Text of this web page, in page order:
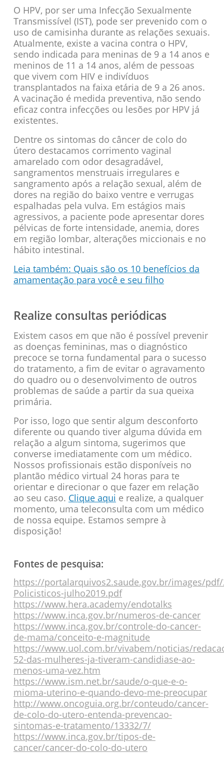
O HPV, por ser uma Infecção Sexualmente
Transmissível (IST), pode ser prevenido com o
uso de camisinha durante as relações sexuais.
Atualmente, existe a vacina contra o HPV,
sendo indicada para meninas de 9 a 14 anos e
meninos de 11 a 14 anos, além de pessoas
que vivem com HIV e indivíduos
transplantados na faixa etária de 9 a 26 anos.
A vacinação é medida preventiva, não sendo
eficaz contra infecções ou lesões por HPV já
existentes.
Dentre os sintomas do câncer de colo do
útero destacamos corrimento vaginal
amarelado com odor desagradável,
sangramentos menstruais irregulares e
sangramento após a relação sexual, além de
dores na região do baixo ventre e verrugas
espalhadas pela vulva. Em estágios mais
agressivos, a paciente pode apresentar dores
pélvicas de forte intensidade, anemia, dores
em região lombar, alterações miccionais e no
hábito intestinal.
Leia também: Quais são os 10 benefícios da
amamentação para você e seu filho
Realize consultas periódicas
Existem casos em que não é possível prevenir
as doenças femininas, mas o diagnóstico
precoce se torna fundamental para o sucesso
do tratamento, a fim de evitar o agravamento
do quadro ou o desenvolvimento de outros
problemas de saúde a partir da sua queixa
primária.
Por isso, logo que sentir algum desconforto
diferente ou quando tiver alguma dúvida em
relação a algum sintoma, sugerimos que
converse imediatamente com um médico.
Nossos profissionais estão disponíveis no
plantão médico virtual 24 horas para te
orientar e direcionar o que fazer em relação
ao seu caso. Clique aqui e realize, a qualquer
momento, uma teleconsulta com um médico
de nossa equipe. Estamos sempre à
disposição!
Fontes de pesquisa:
https://portalarquivos2.saude.gov.br/images/
Policisticos-julho2019.pdf
https://www.hera.academy/endotalks
https://www.inca.gov.br/numeros-de-cancer
https://www.inca.gov.br/controle-do-cancer-
de-mama/conceito-e-magnitude
https://www.uol.com.br/vivabem/noticias/
52-das-mulheres-ja-tiveram-candidiase-ao-
menos-uma-vez.htm
https://www.ism.net.br/saude/o-que-e-o-
mioma-uterino-e-quando-devo-me-preocupar
http://www.oncoguia.org.br/conteudo/cancer-
de-colo-do-utero-entenda-prevencao-
sintomas-e-tratamento/13332/7/
https://www.inca.gov.br/tipos-de-
cancer/cancer-do-colo-do-utero